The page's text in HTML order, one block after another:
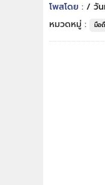
โพสโดย : / วัน
หมวดหมู่ :
มือ